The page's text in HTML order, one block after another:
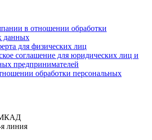
в отношении обработки
данных
для физических лиц
соглашение для юридических лиц и
предпринимателей
обработки персональных
МКАД
линия